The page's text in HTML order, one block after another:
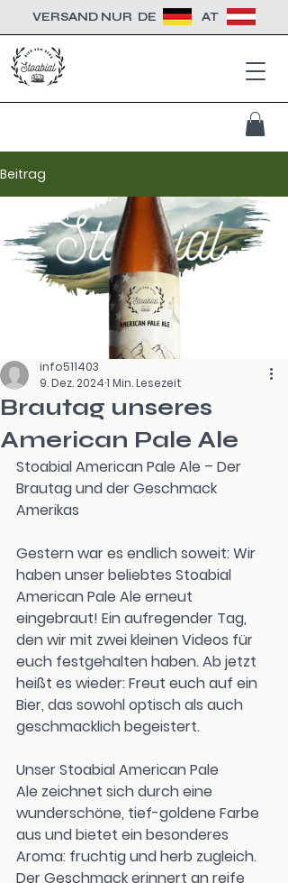
VERSAND NUR DE AT
Beitrag
Brautag unseres
American Pale Ale
info511403
9. Dez. 20241 Min. Lesezeit
Stoabial American Pale Ale – Der
Brautag und der Geschmack
Amerikas
Gestern war es endlich soweit: Wir
haben unser beliebtes Stoabial
American Pale Ale erneut
eingebraut! Ein aufregender Tag,
den wir mit zwei kleinen Videos für
euch festgehalten haben. Ab jetzt
heißt es wieder: Freut euch auf ein
Bier, das sowohl optisch als auch
geschmacklich begeistert.
Unser Stoabial American Pale
Ale zeichnet sich durch eine
wunderschöne, tief-goldene Farbe
aus und bietet ein besonderes
Aroma: fruchtig und herb zugleich.
Der Geschmack erinnert an reife